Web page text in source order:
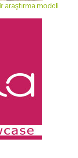
araştırma modeli